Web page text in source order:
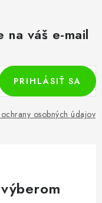
na váš e-mail
osobných údajov
PRIHLÁSIŤ SA